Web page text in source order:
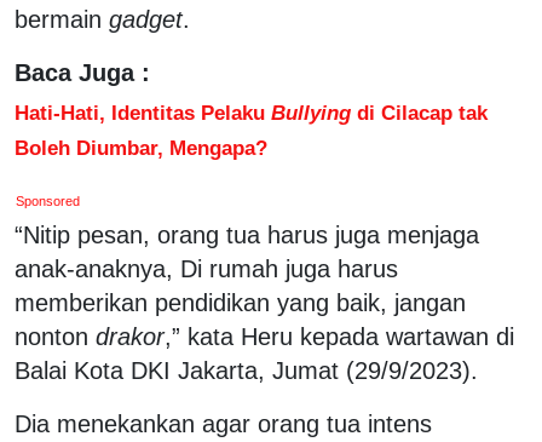
bermain gadget.
Baca Juga :
Hati-Hati, Identitas Pelaku Bullying di Cilacap tak
Boleh Diumbar, Mengapa?
Sponsored
“Nitip pesan, orang tua harus juga menjaga
anak-anaknya, Di rumah juga harus
memberikan pendidikan yang baik, jangan
nonton drakor,” kata Heru kepada wartawan di
Balai Kota DKI Jakarta, Jumat (29/9/2023).
Dia menekankan agar orang tua intens